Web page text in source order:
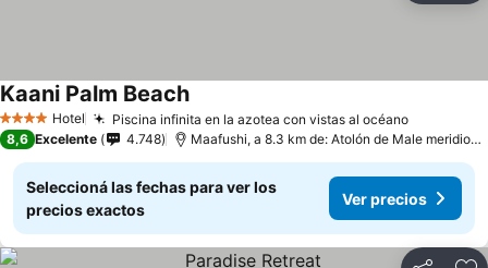
4 EstrellasHotel Piscina infinita en la azotea con vistas al océano
Kaani Palm Beach
8,6 Excelente 4.748 Maafushi, a 8.3 km de: Atolón de Male meridional
Seleccioná las fechas para ver los
precios exactos
Ver precios